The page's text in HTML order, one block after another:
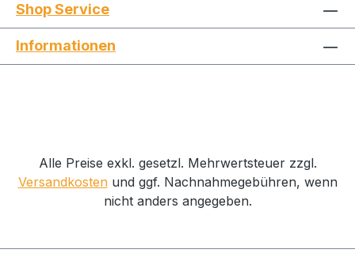
Shop Service
Informationen
Alle Preise exkl. gesetzl. Mehrwertsteuer zzgl.
Versandkostenund ggf. Nachnahmegebühren, wenn
nicht anders angegeben.